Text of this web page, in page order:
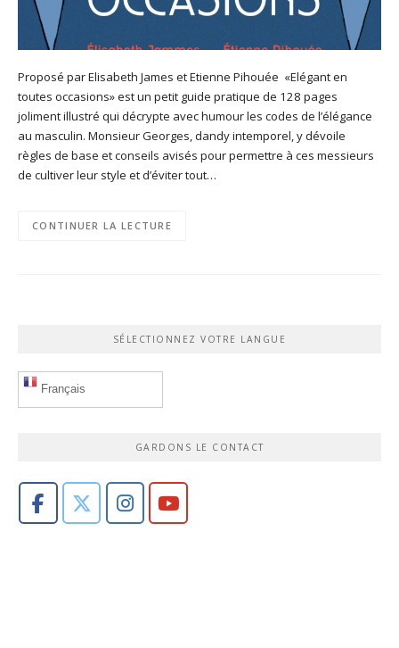
Proposé par Elisabeth James et Etienne Pihouée «Elégant en
toutes occasions» est un petit guide pratique de 128 pages
joliment illustré qui décrypte avec humour les codes de l’élégance
au masculin. Monsieur Georges, dandy intemporel, y dévoile
règles de base et conseils avisés pour permettre à ces messieurs
de cultiver leur style et d’éviter tout…
CONTINUER LA LECTURE
SÉLECTIONNEZ VOTRE LANGUE
Français
GARDONS LE CONTACT